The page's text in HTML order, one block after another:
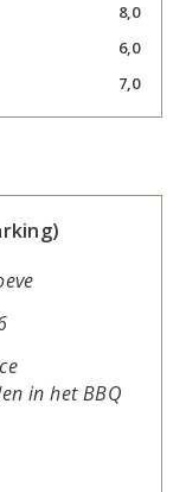
8,0
6,0
7,0
in het BBQ